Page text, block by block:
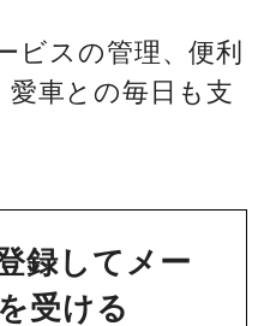
ビスの管理、便利
車との毎日も支
録してメー
受ける